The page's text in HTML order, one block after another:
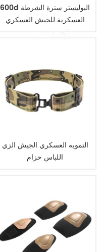
600d البوليستر سترة الشرطة
العسكرية للجيش العسكري
التمويه العسكري الجيش الزي
اللباس حزام